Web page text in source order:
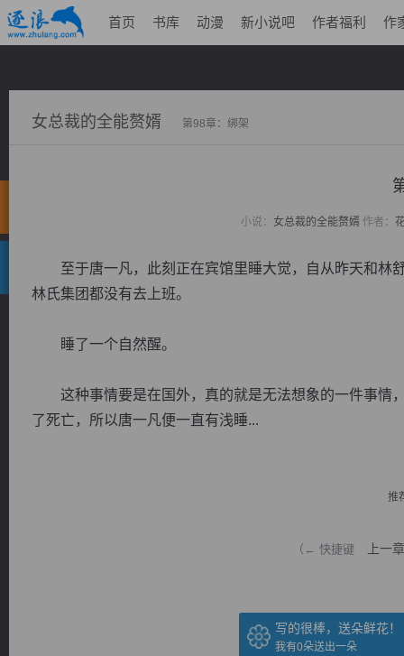
首页 书库 动漫 新小说吧 作者福利 作
女总裁的全能赘婿 第98章：绑架
小说： 女总裁的全能赘婿作者：
至于唐一凡，此刻正在宾馆里睡大觉，自从昨天和林
林氏集团都没有去上班。
睡了一个自然醒。
这种事情要是在国外，真的就是无法想象的一件事情
了死亡，所以唐一凡便一直有浅睡...
推
（← 快捷键 上一章
写的很棒，送朵鲜花！
我有0朵送出一朵